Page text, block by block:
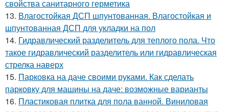
свойства санитарного герметика
13. Влагостойкая ДСП шпунтованная. Влагостойкая и
шпунтованная ДСП для укладки на пол
14. Гидравлический разделитель для теплого пола. Что
такое гидравлический разделитель или гидравлическая
стрелка наверх
15. Парковка на даче своими руками. Как сделать
парковку для машины на даче: возможные варианты
16. Пластиковая плитка для пола ванной. Виниловая